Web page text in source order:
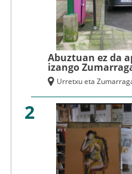
Abuztuan ez da
izango
Urretxu eta
2